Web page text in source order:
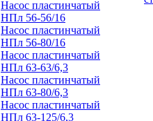
Насос пластинчатый
НПл 56-56/16
Насос пластинчатый
НПл 56-80/16
Насос пластинчатый
НПл 63-63/6,3
Насос пластинчатый
НПл 63-80/6,3
Насос пластинчатый
НПл 63-125/6,3